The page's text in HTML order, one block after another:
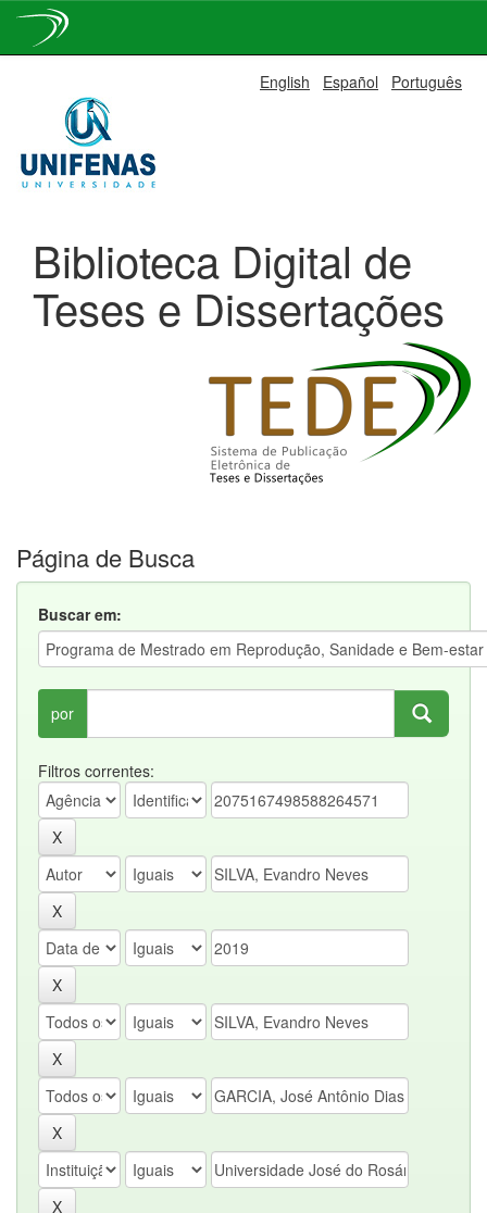
navigation
English Español Português
Biblioteca Digital de
Teses e Dissertações
Página de Busca
Buscar em:
por
Filtros correntes: